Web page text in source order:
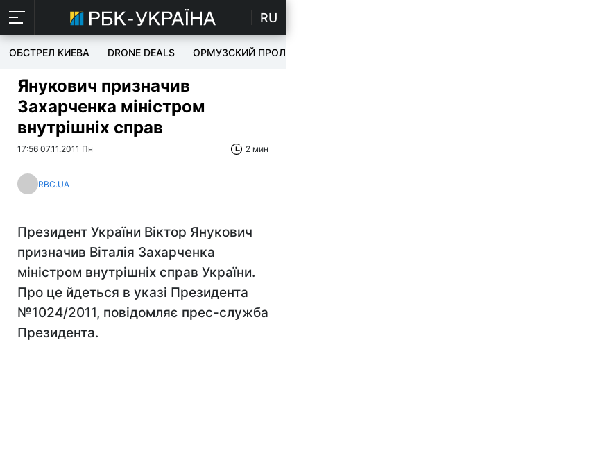
RU
ОБСТРЕЛ КИЕВА DRONE DEALS ОРМУЗСКИЙ ПРОЛИВ
Янукович призначив
Захарченка міністром
внутрішніх справ
17:56 07.11.2011 Пн 2 мин
RBC.UA
Президент України Віктор Янукович
призначив Віталія Захарченка
міністром внутрішніх справ України.
Про це йдеться в указі Президента
№1024/2011, повідомляє прес-служба
Президента.